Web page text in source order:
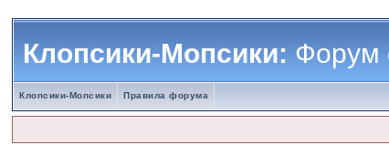
Клопсики-Мопсики:Форум
Клопсики-Мопсики Правила форума